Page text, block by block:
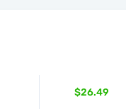
$26.49